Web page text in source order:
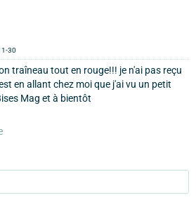
30
traîneau tout en rouge!!! je n'ai pas reçu
en allant chez moi que j'ai vu un petit
Mag et à bientôt